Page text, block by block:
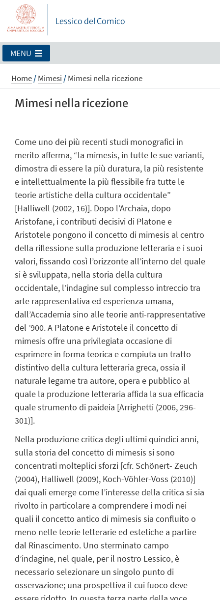
Lessico del Comico
MENU
Home/Mimesi /Mimesi nella ricezione
Mimesi nella ricezione
Come uno dei più recenti studi monografici in
merito afferma, “la mimesis, in tutte le sue varianti,
dimostra di essere la più duratura, la più resistente
e intellettualmente la più flessibile fra tutte le
teorie artistiche della cultura occidentale”
[Halliwell (2002, 16)]. Dopo l’Archaia, dopo
Aristofane, i contributi decisivi di Platone e
Aristotele pongono il concetto di mimesis al centro
della riflessione sulla produzione letteraria e i suoi
valori, fissando così l’orizzonte all’interno del quale
si è sviluppata, nella storia della cultura
occidentale, l’indagine sul complesso intreccio tra
arte rappresentativa ed esperienza umana,
dall’Accademia sino alle teorie anti-rappresentative
del ’900. A Platone e Aristotele il concetto di
mimesis offre una privilegiata occasione di
esprimere in forma teorica e compiuta un tratto
distintivo della cultura letteraria greca, ossia il
naturale legame tra autore, opera e pubblico al
quale la produzione letteraria affida la sua efficacia
quale strumento di paideia [Arrighetti (2006, 296-
301)].
Nella produzione critica degli ultimi quindici anni,
sulla storia del concetto di mimesis si sono
concentrati molteplici sforzi [cfr. Schönert- Zeuch
(2004), Halliwell (2009), Koch-Vöhler-Voss (2010)]
dai quali emerge come l’interesse della critica si sia
rivolto in particolare a comprendere i modi nei
quali il concetto antico di mimesis sia confluito o
meno nelle teorie letterarie ed estetiche a partire
dal Rinascimento. Uno sterminato campo
d’indagine, nel quale, per il nostro Lessico, è
necessario selezionare un singolo punto di
osservazione; una prospettiva il cui fuoco deve